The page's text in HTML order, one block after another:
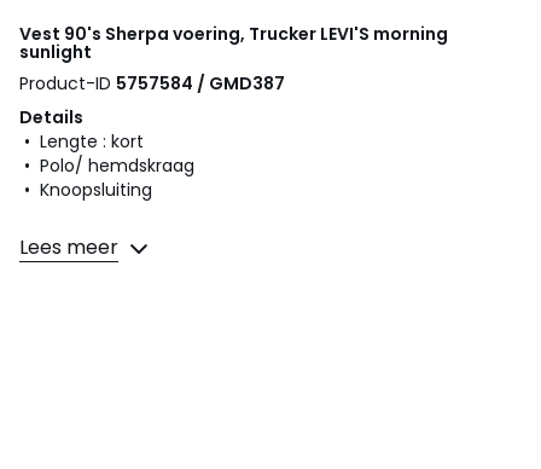
Vest 90's Sherpa voering, Trucker LEVI'S morning
sunlight
Product-ID 5757584 / GMD387
Details
• Lengte : kort
• Polo/ hemdskraag
• Knoopsluiting
Samenstelling en onderhoud
• 100% katoen
Lees meer